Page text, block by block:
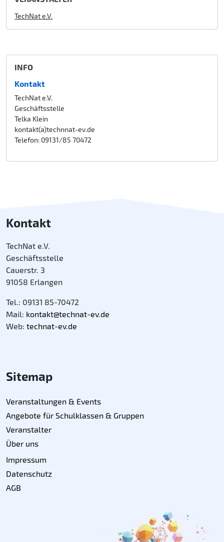
TechNat e.V.
INFO
Kontakt
TechNat e.V.
Geschäftsstelle
Telka Klein
kontakt(a)technnat-ev.de
Telefon: 09131/85 70472
Kontakt
TechNat e.V.
Geschäftsstelle
Cauerstr. 3
91058 Erlangen
Tel.: 09131 85-70472
Mail: kontakt@technat-ev.de
Web: technat-ev.de
Sitemap
Veranstaltungen & Events
Angebote für Schulklassen & Gruppen
Veranstalter
Über uns
Impressum
Datenschutz
AGB